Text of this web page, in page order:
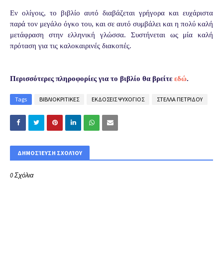
Εν ολίγοις, το βιβλίο αυτό διαβάζεται γρήγορα και ευχάριστα
παρά τον μεγάλο όγκο του, και σε αυτό συμβάλει και η πολύ καλή
μετάφραση στην ελληνική γλώσσα. Συστήνεται ως μία καλή
πρόταση για τις καλοκαιρινές διακοπές.
Περισσότερες πληροφορίες για το βιβλίο θα βρείτε εδώ.
Tags ΒΙΒΛΙΟΚΡΙΤΙΚΕΣ ΕΚΔΟΣΕΙΣ ΨΥΧΟΓΙΟΣ ΣΤΕΛΛΑ ΠΕΤΡΙΔΟΥ
ΔΗΜΟΣΊΕΥΣΗ ΣΧΟΛΊΟΥ
0 Σχόλια